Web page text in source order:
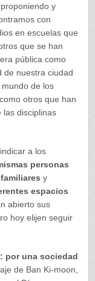
y
con
en escuelas que
que se han
pública como
de nuestra ciudad
de los
otros que han
las disciplinas
a los
personas
y
espacios
abierto sus
hoy elijen seguir
por una sociedad
de Ban Ki-moon,